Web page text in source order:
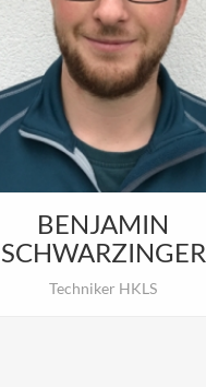
BENJAMIN
SCHWARZINGER
Techniker HKLS